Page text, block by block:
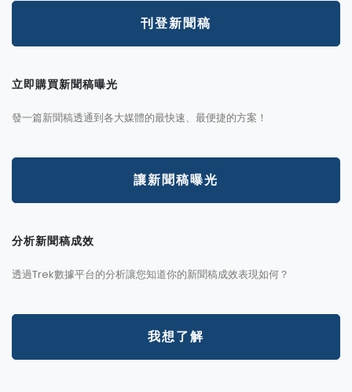
刊登新聞稿
立即購買新聞稿曝光
發一篇新聞稿透通到各大媒體的最快速、最便捷的方案！
讓新聞稿曝光
分析新聞稿成效
透過Trek數據平台的分析讓您知道你的新聞稿成效表現如何？
我想了解